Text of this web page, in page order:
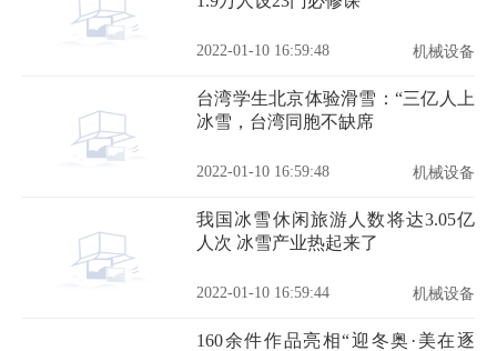
2022-01-10 16:59:48 机械设备
台湾学生北京体验滑雪：“三亿人上
冰雪，台湾同胞不缺席
2022-01-10 16:59:48 机械设备
我国冰雪休闲旅游人数将达3.05亿
人次 冰雪产业热起来了
2022-01-10 16:59:44 机械设备
160余件作品亮相“迎冬奥·美在逐